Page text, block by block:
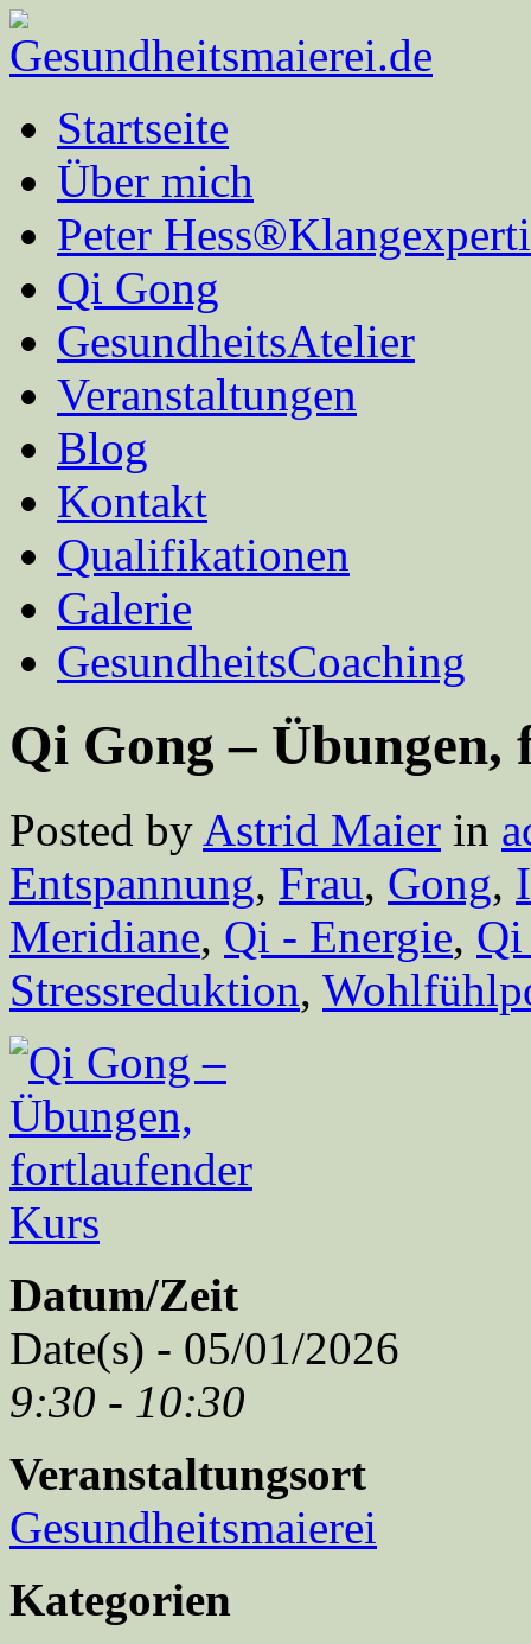
Startseite
Über mich
Peter
Qi Gong
GesundheitsAtelier
Veranstaltungen
Blog
Kontakt
Qualifikationen
Galerie
GesundheitsCoaching
Qi Gong –
Posted by Astrid Maier in
Entspannung, Frau, Gong,
Meridiane, Qi - Energie,
Stressreduktion,
Datum/Zeit
Date(s) - 05/01/2026
9:30 - 10:30
Veranstaltungsort
Gesundheitsmaierei
Kategorien